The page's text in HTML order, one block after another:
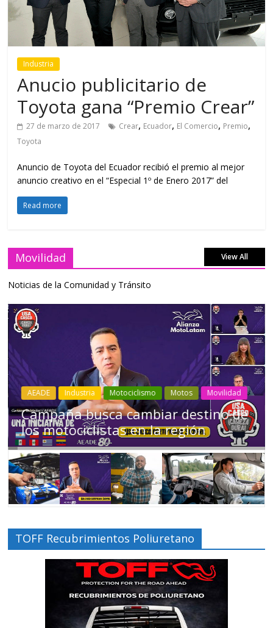
Industria
Anucio publicitario de
Toyota gana “Premio Crear”
27 de marzo de 2017 Crear, Ecuador, El Comercio, Premio,
Toyota
Anuncio de Toyota del Ecuador recibió el premio al mejor
anuncio creativo en el “Especial 1º de Enero 2017” del
Read more
Movilidad View All
Noticias de la Comunidad y Tránsito
Industria Movilidad Transporte Varios
Choferes profesionales mantienen a
Ecuador en movimiento
TOFF Recubrimientos Poliuretano